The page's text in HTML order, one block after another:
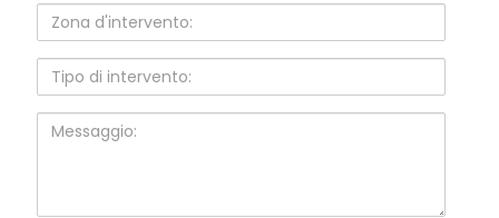
Zona
d'intervento:
Tipo
intervento:
Messaggio: